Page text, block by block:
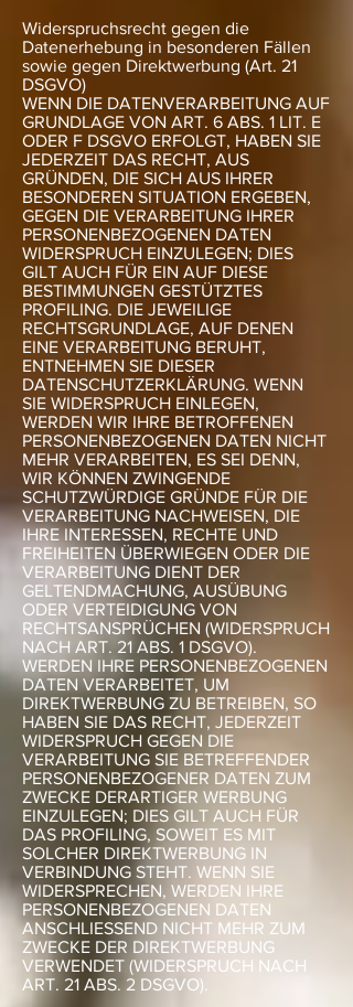
Widerspruchsrecht gegen die
Datenerhebung in besonderen Fällen
sowie gegen Direktwerbung (Art. 21
DSGVO)
WENN DIE DATENVERARBEITUNG AUF
GRUNDLAGE VON ART. 6 ABS. 1 LIT. E
ODER F DSGVO ERFOLGT, HABEN SIE
JEDERZEIT DAS RECHT, AUS
GRÜNDEN, DIE SICH AUS IHRER
BESONDEREN SITUATION ERGEBEN,
GEGEN DIE VERARBEITUNG IHRER
PERSONENBEZOGENEN DATEN
WIDERSPRUCH EINZULEGEN; DIES
GILT AUCH FÜR EIN AUF DIESE
BESTIMMUNGEN GESTÜTZTES
PROFILING. DIE JEWEILIGE
RECHTSGRUNDLAGE, AUF DENEN
EINE VERARBEITUNG BERUHT,
ENTNEHMEN SIE DIESER
DATENSCHUTZERKLÄRUNG. WENN
SIE WIDERSPRUCH EINLEGEN,
WERDEN WIR IHRE BETROFFENEN
PERSONENBEZOGENEN DATEN NICHT
MEHR VERARBEITEN, ES SEI DENN,
WIR KÖNNEN ZWINGENDE
SCHUTZWÜRDIGE GRÜNDE FÜR DIE
VERARBEITUNG NACHWEISEN, DIE
IHRE INTERESSEN, RECHTE UND
FREIHEITEN ÜBERWIEGEN ODER DIE
VERARBEITUNG DIENT DER
GELTENDMACHUNG, AUSÜBUNG
ODER VERTEIDIGUNG VON
RECHTSANSPRÜCHEN (WIDERSPRUCH
NACH ART. 21 ABS. 1 DSGVO).
WERDEN IHRE PERSONENBEZOGENEN
DATEN VERARBEITET, UM
DIREKTWERBUNG ZU BETREIBEN, SO
HABEN SIE DAS RECHT, JEDERZEIT
WIDERSPRUCH GEGEN DIE
VERARBEITUNG SIE BETREFFENDER
PERSONENBEZOGENER DATEN ZUM
ZWECKE DERARTIGER WERBUNG
EINZULEGEN; DIES GILT AUCH FÜR
DAS PROFILING, SOWEIT ES MIT
SOLCHER DIREKTWERBUNG IN
VERBINDUNG STEHT. WENN SIE
WIDERSPRECHEN, WERDEN IHRE
PERSONENBEZOGENEN DATEN
ANSCHLIESSEND NICHT MEHR ZUM
ZWECKE DER DIREKTWERBUNG
VERWENDET (WIDERSPRUCH NACH
ART. 21 ABS. 2 DSGVO).